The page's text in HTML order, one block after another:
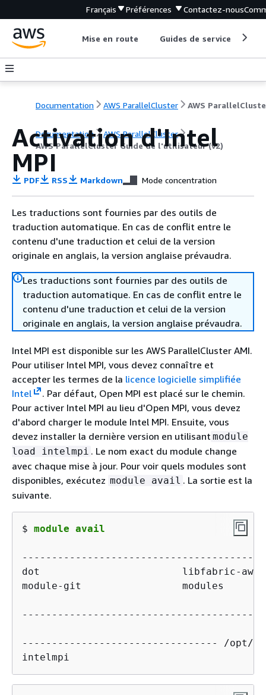
Français Préférences Contactez-nous
Mise en route Guides de service
Documentation AWS ParallelCluster
Documentation
AWS ParallelCluster
AWS ParallelCluster Guide de l'utilisateur (v2)
Activation d'Intel
MPI
PDF RSS Markdown Mode concentration
Les traductions sont fournies par des outils de
traduction automatique. En cas de conflit entre le
contenu d'une traduction et celui de la version
originale en anglais, la version anglaise prévaudra.
Les traductions sont fournies par des outils de
traduction automatique. En cas de conflit entre le
contenu d'une traduction et celui de la version
originale en anglais, la version anglaise prévaudra.
Intel MPI est disponible sur les AWS ParallelCluster AMI.
Pour utiliser Intel MPI, vous devez connaître et
accepter les termes de la licence logicielle simplifiée
Intel
. Par défaut, Open MPI est placé sur le chemin.
Pour activer Intel MPI au lieu d'Open MPI, vous devez
d'abord charger le module Intel MPI. Ensuite, vous
devez installer la dernière version en utilisant module
load intelmpi . Le nom exact du module change
avec chaque mise à jour. Pour voir quels modules sont
disponibles, exécutez module avail . La sortie est la
suivante.
$ module avail
----------------------------------------- /
dot                        libfabric-aws/
module-git                 modules
--------------------------------- /opt/
intelmpi